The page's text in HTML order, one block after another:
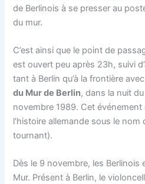
de Berlinois à se presser au
du mur.
C’est ainsi que le point de
est ouvert peu après 23h, suivi
tant à Berlin qu’à la frontière
du Mur de Berlin, dans la nuit
novembre 1989. Cet événement
l’histoire allemande sous le nom
tournant).
Dès le 9 novembre, les
Mur. Présent à Berlin, le